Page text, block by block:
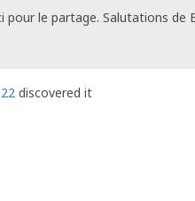
pour le partage. Salutations de
discovered it